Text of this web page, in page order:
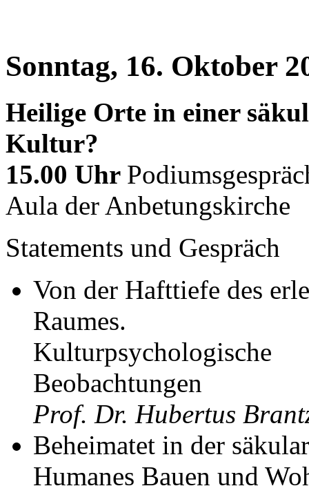
Sonntag, 16. Oktober
Heilige Orte in einer
Kultur?
15.00 Uhr
Aula der Anbetungskirche
Statements und Gespräch
Von der Hafttiefe des
Raumes.
Kulturpsychologische
Beobachtungen
Prof. Dr. Hubertus
Beheimatet in der
Humanes Bauen und